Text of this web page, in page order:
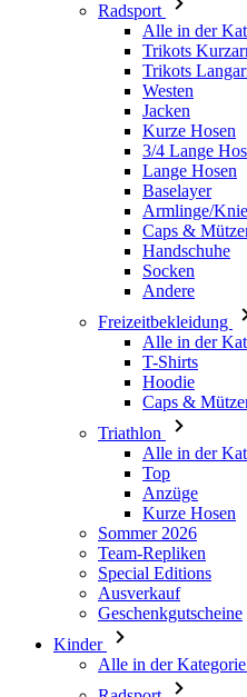
Radsport
Alle in der
Trikots
Trikots
Westen
Jacken
Kurze Hosen
3/4 Lange
Lange Hosen
Baselayer
Armlinge/
Caps &
Handschuhe
Socken
Andere
Freizeitbekleidung
Alle in der
T-Shirts
Hoodie
Caps &
Triathlon
Alle in der
Top
Anzüge
Kurze Hosen
Sommer 2026
Team-Repliken
Special Editions
Ausverkauf
Geschenkgutscheine
Kinder
Alle in der